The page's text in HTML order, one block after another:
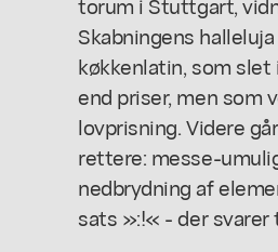
Skabningens
køkkenlatin, som
end priser, men som
lovprisning. Videre
rettere: messe-
nedbrydning af
sats »:!« - der svarer